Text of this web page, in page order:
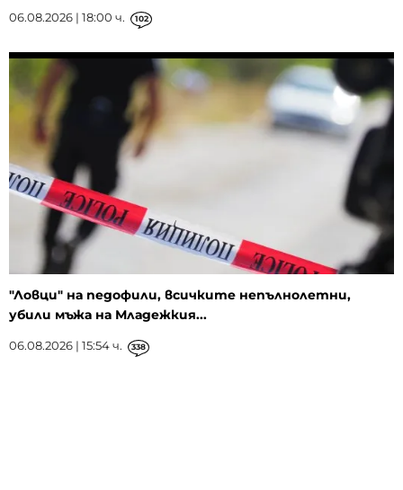
06.08.2026 | 18:00 ч. 102
"Ловци" на педофили, всичките непълнолетни,
убили мъжа на Младежкия...
06.08.2026 | 15:54 ч. 338